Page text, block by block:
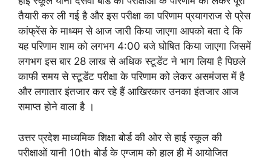
तैयारी कर ली गई है और इस परीक्षा का परिणाम प्रयागराज से प्रेस
कांफ्रेंस के माध्यम से आज जारी किया जाएगा आपको बता दे कि
यह परिणाम शाम को लगभग 4:00 बजे घोषित किया जाएगा जिसमें
लगभग इस बार 28 लाख से अधिक स्टूडेंट ने भाग लिया है पिछले
काफी समय से स्टूडेंट परीक्षा के परिणाम को लेकर असमंजस में है
और लगातार इंतजार कर रहे हैं आखिरकार उनका इंतजार आज
समाप्त होने वाला है ।
उत्तर प्रदेश माध्यमिक शिक्षा बोर्ड की ओर से हाई स्कूल की
परीक्षाओं यानी 10th बोर्ड के एग्जाम को हाल ही में आयोजित